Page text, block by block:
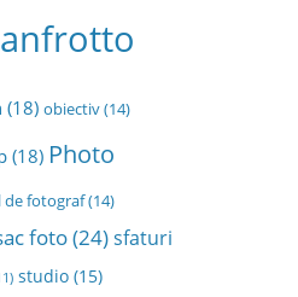
(18) obiectiv(14)
(18) Photo
de fotograf(14)
foto(24)sfaturi
studio (15)